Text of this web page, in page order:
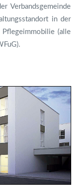
Verbandsgemeinde
in der
(alle
).